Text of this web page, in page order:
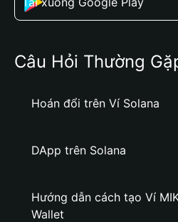
Câu Hỏi Thường
Hoán đổi trên Ví Solana
DApp trên Solana
Hướng dẫn cách tạo Ví
Wallet